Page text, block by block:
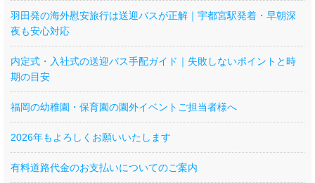
羽田発の海外慰安旅行は送迎バスが正解｜宇都宮駅発着・早朝深
夜も安心対応
内定式・入社式の送迎バス手配ガイド｜失敗しないポイントと時
期の目安
福岡の幼稚園・保育園の園外イベントご担当者様へ
2026年もよろしくお願いいたします
有料道路代金のお支払いについてのご案内